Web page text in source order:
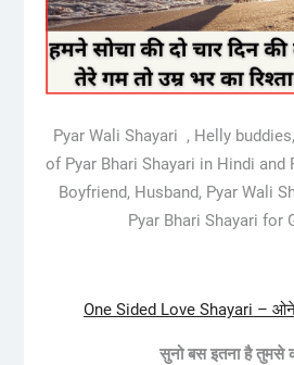
Pyar Wali Shayari , Helly
of Pyar Bhari Shayari in Hindi and
Boyfriend, Husband, Pyar Wali
Pyar Bhari Shayari for
One Sided Love Shayari – ओने
सुनो बस इतना है तुमसे